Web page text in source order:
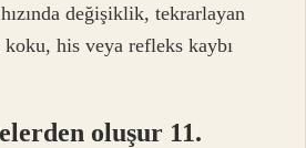
değişiklik, tekrarlayan
his veya refleks kaybı
oluşur 11.